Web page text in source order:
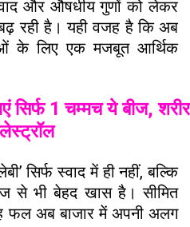
और औषधीय गुणों को लेकर
रही है। यही वजह है कि अब
के लिए एक मजबूत आर्थिक
सिर्फ 1 चम्मच ये बीज, शरीर
सिर्फ स्वाद में ही नहीं, बल्कि
से भी बेहद खास है। सीमित
फल अब बाजार में अपनी अलग